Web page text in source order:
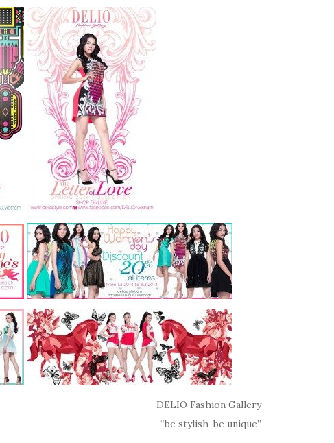
DELIO Fashion Gallery
“be stylish-be unique”